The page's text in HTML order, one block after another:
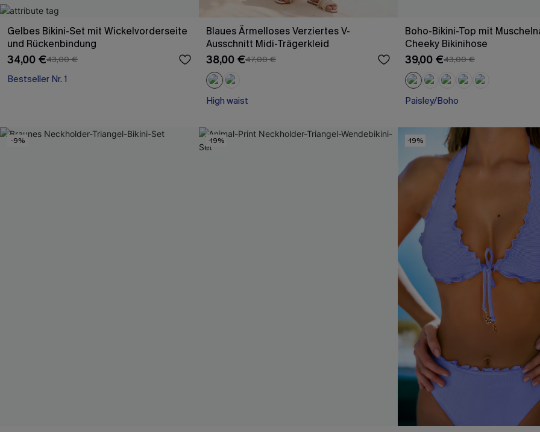
Gelbes Bikini-Set mit Wickelvorderseite
und Rückenbindung
34,00 €43,00 €
Bestseller Nr. 1
Blaues Ärmelloses Verziertes V-
Ausschnitt Midi-Trägerkleid
38,00 €47,00 €
High waist
Boho-Bikini-Top mit
Cheeky Bikinihose
39,00 €43,00 €
Paisley/Boho
-9% -19% -19%